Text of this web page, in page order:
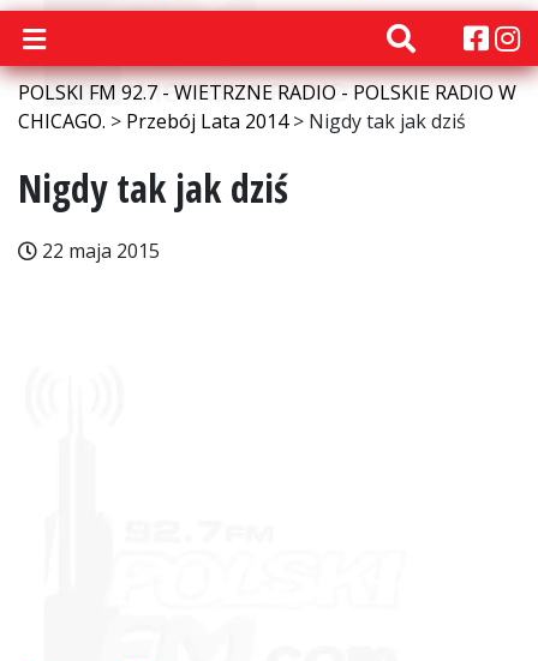
POLSKI FM 92.7 - WIETRZNE RADIO - POLSKIE RADIO W
CHICAGO. > Przebój Lata 2014> Nigdy tak jak dziś
Nigdy tak jak dziś
22 maja 2015